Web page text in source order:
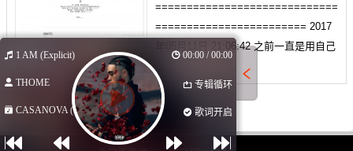
=============================
======================== 2017
年05月11日 21:06:42 之前一直是用自己
买的服务器搭...
1 2 3 4 5 6
1 AM (Explicit) 00:00 / 00:00
THOME 专辑循环
CASANOVA (Ex... 歌词开启